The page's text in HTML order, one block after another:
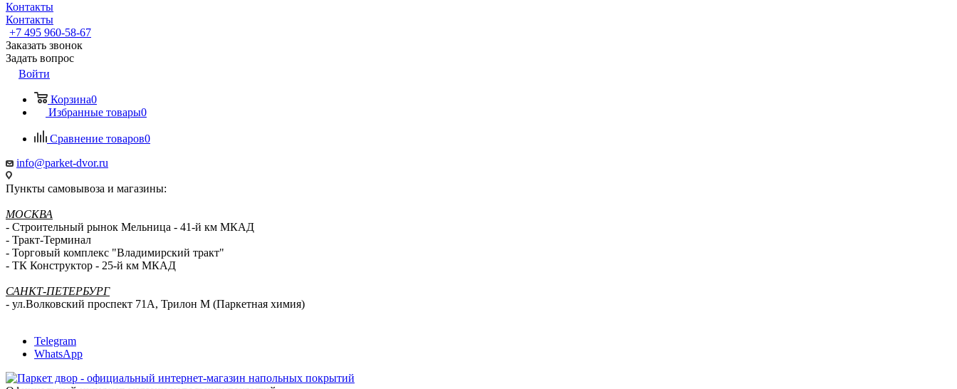
Контакты
Контакты
+7 495 960-58-67
Заказать звонок
Задать вопрос
Войти
Корзина0
Избранные товары0
Сравнение товаров0
info@parket-dvor.ru
Пункты самовывоза и магазины:
МОСКВА
- Строительный рынок Мельница - 41-й км МКАД
- Тракт-Терминал
- Торговый комплекс "Владимирский тракт"
- ТК Конструктор - 25-й км МКАД
САНКТ-ПЕТЕРБУРГ
- ул.Волковский проспект 71А, Трилон М (Паркетная химия)
Telegram
WhatsApp